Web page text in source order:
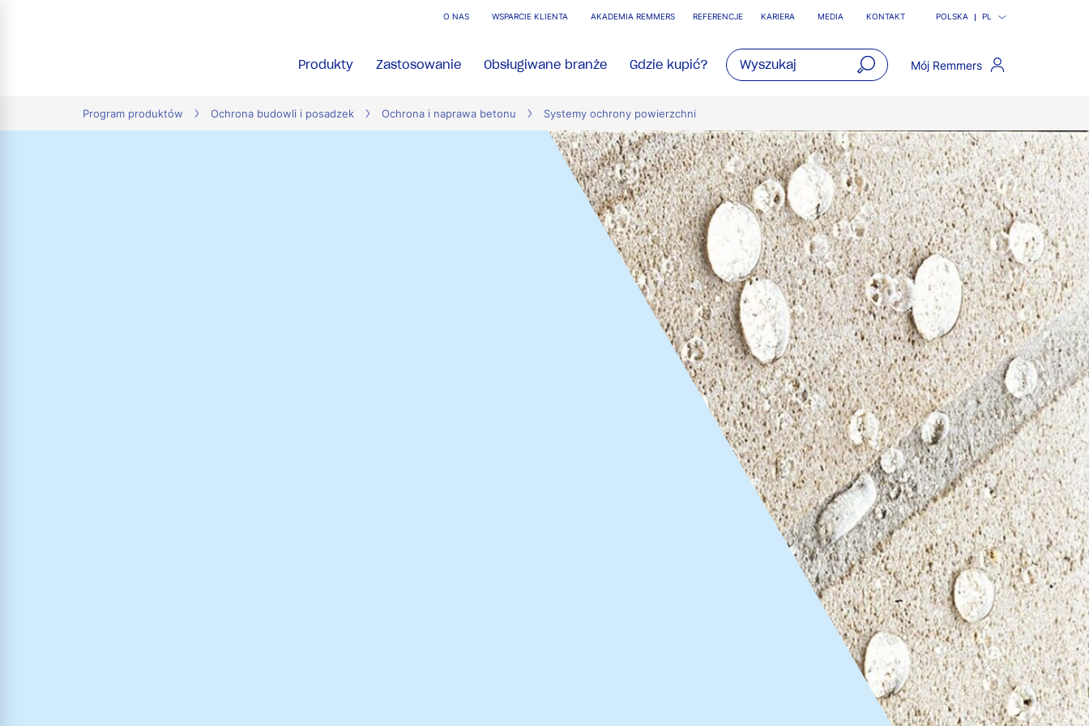
O NAS WSPARCIE KLIENTA AKADEMIA REMMERS REFERENCJE KARIERA MEDIA KONTAKT POLSKA PL
Produkty Zastosowanie Obsługiwane branże Gdzie kupić? Mój Remmers
Program produktów Ochrona budowli i posadzek Ochrona i naprawa betonu Systemy ochrony powierzchni